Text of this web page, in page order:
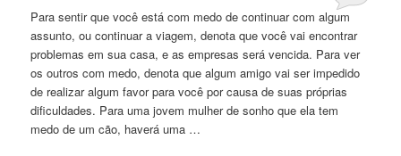
Para sentir que você está com medo de continuar com algum
assunto, ou continuar a viagem, denota que você vai encontrar
problemas em sua casa, e as empresas será vencida. Para ver
os outros com medo, denota que algum amigo vai ser impedido
de realizar algum favor para você por causa de suas próprias
dificuldades. Para uma jovem mulher de sonho que ela tem
medo de um cão, haverá uma …